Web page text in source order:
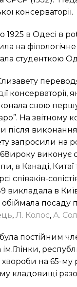
консерваторії.
1925 в Одесі в
на
студенткою
консерваторії,
свою
На звітному
після
запросили на
виконує
в Канаді,
співаків-
викладала в
обіймала посаду
, Л. Колос, А.
постійним
ім.Глінки,
на 65-му
кладовищі